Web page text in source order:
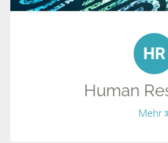
HR
Human
Mehr